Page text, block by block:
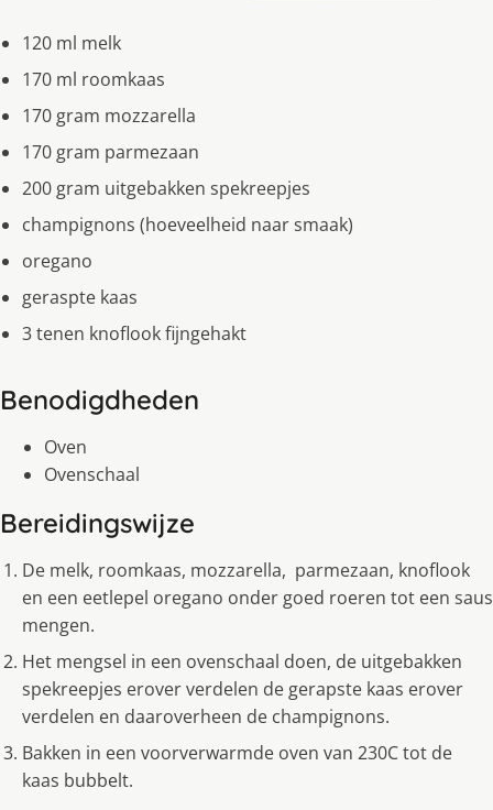
120 ml melk
170 ml roomkaas
170 gram mozzarella
170 gram parmezaan
200 gram uitgebakken spekreepjes
champignons (hoeveelheid naar smaak)
oregano
geraspte kaas
3 tenen knoflook fijngehakt
Benodigdheden
Oven
Ovenschaal
Bereidingswijze
De melk, roomkaas, mozzarella, parmezaan, knoflook
en een eetlepel oregano onder goed roeren tot een saus
mengen.
Het mengsel in een ovenschaal doen, de uitgebakken
spekreepjes erover verdelen de gerapste kaas erover
verdelen en daaroverheen de champignons.
Bakken in een voorverwarmde oven van 230C tot de
kaas bubbelt.